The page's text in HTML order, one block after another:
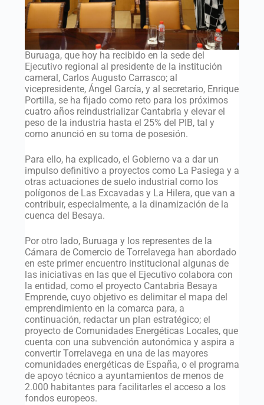
Buruaga, que hoy ha recibido en la sede del
Ejecutivo regional al presidente de la institución
cameral, Carlos Augusto Carrasco; al
vicepresidente, Ángel García, y al secretario, Enrique
Portilla, se ha fijado como reto para los próximos
cuatro años reindustrializar Cantabria y elevar el
peso de la industria hasta el 25% del PIB, tal y
como anunció en su toma de posesión.
Para ello, ha explicado, el Gobierno va a dar un
impulso definitivo a proyectos como La Pasiega y a
otras actuaciones de suelo industrial como los
polígonos de Las Excavadas y La Hilera, que van a
contribuir, especialmente, a la dinamización de la
cuenca del Besaya.
Por otro lado, Buruaga y los representes de la
Cámara de Comercio de Torrelavega han abordado
en este primer encuentro institucional algunas de
las iniciativas en las que el Ejecutivo colabora con
la entidad, como el proyecto Cantabria Besaya
Emprende, cuyo objetivo es delimitar el mapa del
emprendimiento en la comarca para, a
continuación, redactar un plan estratégico; el
proyecto de Comunidades Energéticas Locales, que
cuenta con una subvención autonómica y aspira a
convertir Torrelavega en una de las mayores
comunidades energéticas de España, o el programa
de apoyo técnico a ayuntamientos de menos de
2.000 habitantes para facilitarles el acceso a los
fondos europeos.